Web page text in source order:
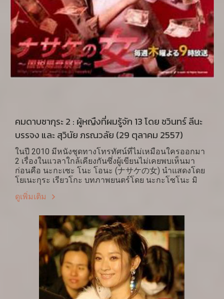
คมดาบซากุระ 2 : ผู้หญืงที่ผมรู้จัก 13 โดย ชวินทร์ ลีนะ
บรรจง และ สุวินัย ภรณวลัย (29 ตุลาคม 2557)
ในปี 2010 มีหนังชุดทางโทรทัศน์ที่ไม่เหมือนใครออกมา
2 เรื่องในแวลาใกล้เคียงกันซึ่งผู้เขียนไม่เคยพบเห็นมา
ก่อนคือ นะกะเซะ โนะ โอนะ (ナサケの女) นำแสดงโดย
โยเนะกุระ เรียวโกะ บทภาพยนตร์โดย นะกะโซโนะ มิ
โฮะ (中園 ミホ) และ โอกอน โนะ บุตะ (黄金の豚)
นำแสดงโดย ชิโนะฮะระ เรียวโกะ บทภาพยนตร์โดย โยชิ
คือ 1 ในผู้เขียนบท doctor x หนังชุดที่กำลังฮิตติดลมบนอยู่
ในขณะนี้ เธอเขียนบท นะกะเซะ โนะ โอนะ ให้เป็นเรื่อง
ราวของการสืบสวนการหลีกเลี่ยงภาษีของสำนักงาน
สรรพากรโตเกียว โดย โยเนะกุระ รับบท มัทซึฮิระ มัทซึ
โกะ (松平 松子) เจ้าหน้าที่สรรพากรที่ย้ายมาจากบ้าน
นอกที่มีวิธีไล่ล่า-สืบหาการหลบเลี่ยง ภาษีที่ไม่เหมือนใคร
ขณะที่โอกอน โนะ บุตะ นั้น โยชิดะเขียนบทให้เป็นเรื่อง
ราวของการคอร์รัปชันในรูปแบบต่างๆ โดย ชิโนะฮะระ
รับบท ซึซึมิ ชินโกะ (堤 芯子) ลูกสาวร้านขายผักที่เคยติด
ดูเพิ่มเติม